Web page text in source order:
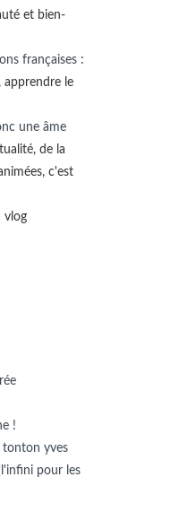
et bien-
françaises :
apprendre le
une âme
de la
c'est
vlog
!
tonton yves
pour les